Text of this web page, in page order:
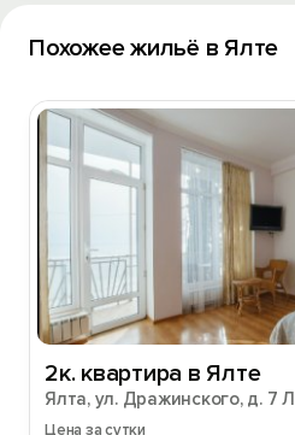
Похожее жильё в Ялте
2к. квартира в Ялте
Ялта, ул. Дражинского, д. 7 Л
Цена за сутки